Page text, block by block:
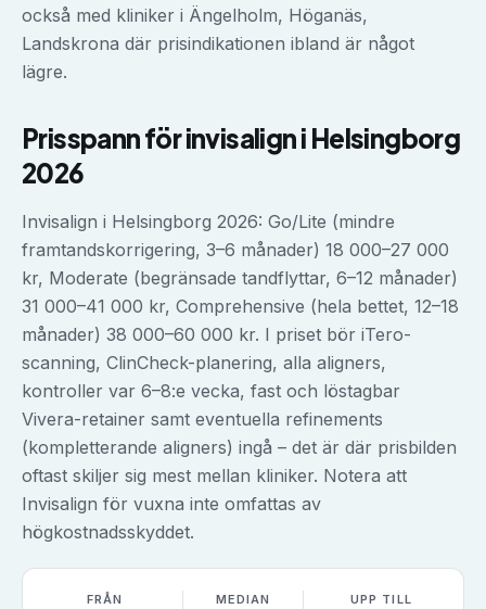
också med kliniker i Ängelholm, Höganäs,
Landskrona där prisindikationen ibland är något
lägre.
Prisspann förinvisaligni Helsingborg
2026
Invisalign i Helsingborg 2026: Go/Lite (mindre
framtandskorrigering, 3–6 månader) 18 000–27 000
kr, Moderate (begränsade tandflyttar, 6–12 månader)
31 000–41 000 kr, Comprehensive (hela bettet, 12–18
månader) 38 000–60 000 kr. I priset bör iTero-
scanning, ClinCheck-planering, alla aligners,
kontroller var 6–8:e vecka, fast och löstagbar
Vivera-retainer samt eventuella refinements
(kompletterande aligners) ingå – det är där prisbilden
oftast skiljer sig mest mellan kliniker. Notera att
Invisalign för vuxna inte omfattas av
högkostnadsskyddet.
FRÅN MEDIAN UPP TILL